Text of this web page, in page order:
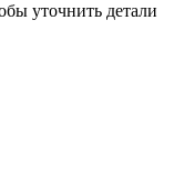
уточнить детали